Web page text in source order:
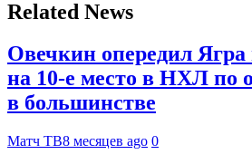
Related News
Овечкин опередил
на 10‑е место в НХЛ по
в большинстве
Матч ТВ8 месяцев ago 0